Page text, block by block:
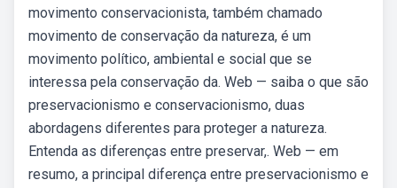
movimento conservacionista, também chamado
movimento de conservação da natureza, é um
movimento político, ambiental e social que se
interessa pela conservação da. Web — saiba o que são
preservacionismo e conservacionismo, duas
abordagens diferentes para proteger a natureza.
Entenda as diferenças entre preservar,. Web — em
resumo, a principal diferença entre preservacionismo e